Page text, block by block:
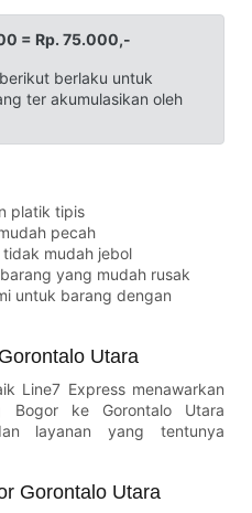
= Rp. 75.000,-
berlaku untuk
ter akumulasikan oleh
platik tipis
pecah
mudah jebol
yang mudah rusak
untuk barang dengan
Utara
Line7 Express menawarkan
Bogor ke Gorontalo Utara
layanan yang tentunya
Gorontalo Utara